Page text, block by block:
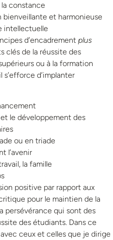
constance
bienveillante et harmonieuse
intellectuelle
d’encadrement plus
clés de la réussite des
ou à la formation
d’implanter
le développement des
ou en triade
l’avenir
la famille
positive par rapport aux
pour le maintien de la
persévérance qui sont des
des étudiants. Dans ce
ceux et celles que je dirige